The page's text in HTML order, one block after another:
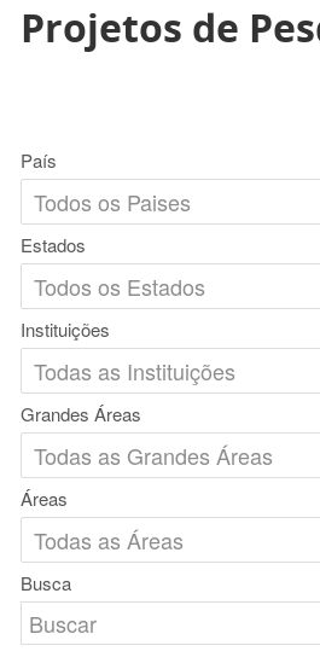
Projetos de
País
Estados
Instituições
Grandes Áreas
Áreas
Busca